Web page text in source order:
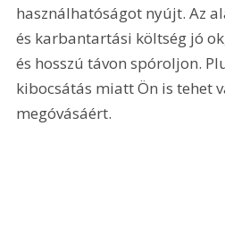
használhatóságot nyújt. Az
és karbantartási költség jó
és hosszú távon spóroljon.
kibocsátás miatt Ön is tehet
megóvásáért.